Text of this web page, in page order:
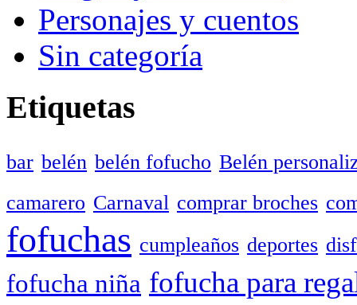
Personajes y cuentos
Sin categoría
Etiquetas
bar belén belén fofucho Belén
camarero Carnaval comprar broches
fofuchas cumpleaños deportes
fofucha niña fofucha para